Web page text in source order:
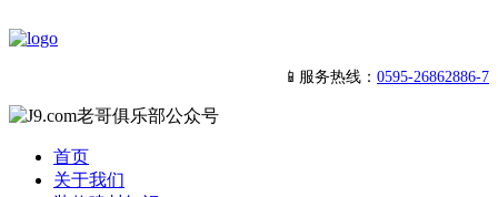
📱服务热线： 0595-26862886-7
首页
关于我们